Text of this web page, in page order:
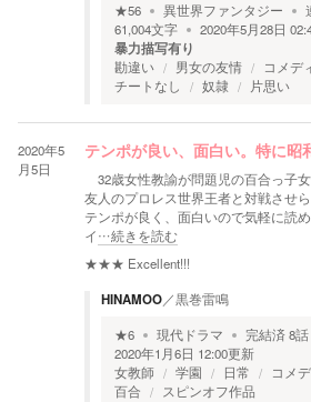
★56 異世界ファンタジー
61,004文字 2020年5月28日
暴力描写有り
勘違い 男女の友情 コメデ
チートなし
奴隷 片思い
2020年5
月5日
テンポが良い、面白い。特に昭
32歳女性教諭が問題児の百合っ子
友人のプロレス世界王者と対戦させ
テンポが良く、面白いので気軽に読
イ…続きを読む
★★★ Excellent!!!
HINAMOO／黒巻雷鳴
★6 現代ドラマ 完結済8話
2020年1月6日 12:00更新
女教師
学園 日常 コメ
百合
スピンオフ作品